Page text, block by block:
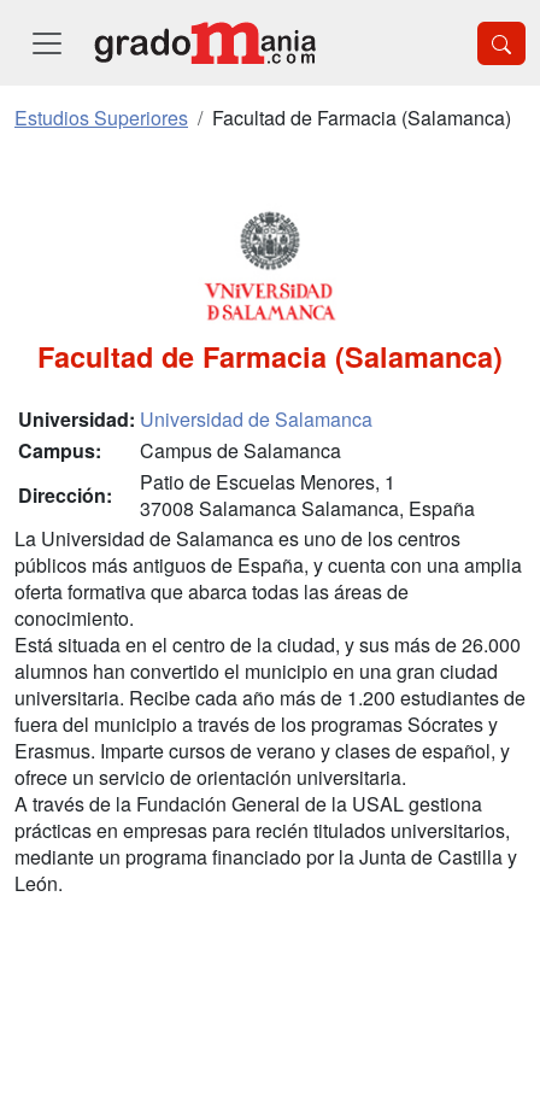
Estudios Superiores Facultad de Farmacia (Salamanca)
Facultad de Farmacia (Salamanca)
Universidad: Universidad de Salamanca
Campus:
Campus de Salamanca
Dirección:
Patio de Escuelas Menores, 1
37008 Salamanca Salamanca, España
La Universidad de Salamanca es uno de los centros
públicos más antiguos de España, y cuenta con una amplia
oferta formativa que abarca todas las áreas de
conocimiento.
Está situada en el centro de la ciudad, y sus más de 26.000
alumnos han convertido el municipio en una gran ciudad
universitaria. Recibe cada año más de 1.200 estudiantes de
fuera del municipio a través de los programas Sócrates y
Erasmus. Imparte cursos de verano y clases de español, y
ofrece un servicio de orientación universitaria.
A través de la Fundación General de la USAL gestiona
prácticas en empresas para recién titulados universitarios,
mediante un programa financiado por la Junta de Castilla y
León.